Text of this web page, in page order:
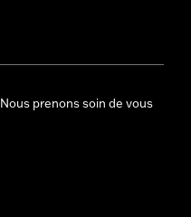
Nous prenons soin de vous